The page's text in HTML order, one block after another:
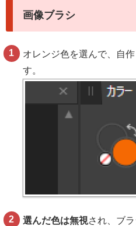
画像ブラシ
オレンジ色を選んで、自
す。
選んだ色は無視され、ブラ